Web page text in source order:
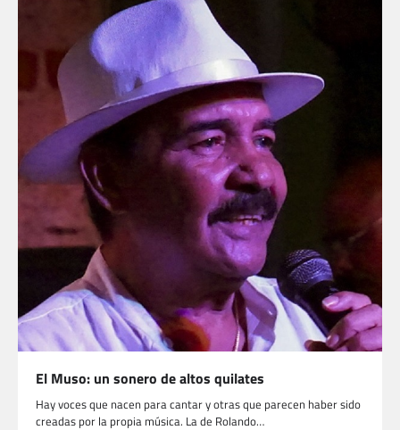
El Muso: un sonero de altos quilates
Hay voces que nacen para cantar y otras que parecen haber sido
creadas por la propia música. La de Rolando…